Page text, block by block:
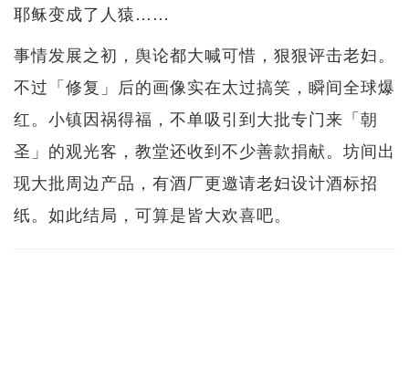
耶稣变成了人猿……
事情发展之初，舆论都大喊可惜，狠狠评击老妇。
不过「修复」后的画像实在太过搞笑，瞬间全球爆
红。小镇因祸得福，不单吸引到大批专门来「朝
圣」的观光客，教堂还收到不少善款捐献。坊间出
现大批周边产品，有酒厂更邀请老妇设计酒标招
纸。如此结局，可算是皆大欢喜吧。